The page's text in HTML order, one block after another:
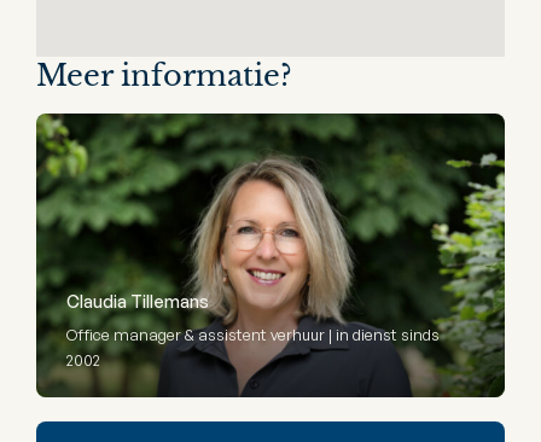
Meer informatie?
Claudia Tillemans
Office manager & assistent verhuur | in dienst sinds
2002